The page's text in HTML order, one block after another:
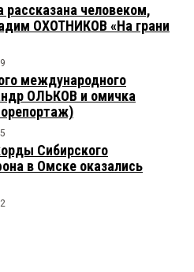
человеком,
ОХОТНИКОВ «На грани
международного
ОЛЬКОВ и омичка
Сибирского
в Омске оказались